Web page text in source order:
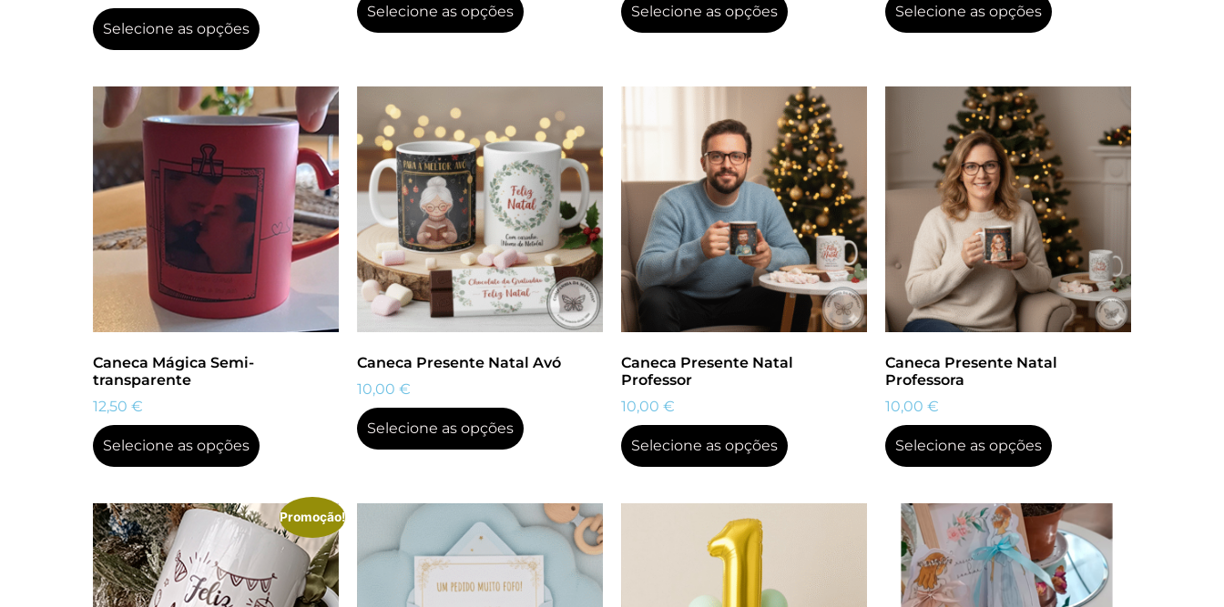
Selecione as opções
Selecione as opções Selecione as opções Selecione as opções
Caneca Mágica Semi-
transparente
12,50 €
Selecione as opções
Caneca Presente Natal Avó
10,00 €
Selecione as opções
Caneca Presente Natal
Professor
10,00 €
Selecione as opções
Caneca Presente Natal
Professora
10,00 €
Selecione as opções
Promoção!